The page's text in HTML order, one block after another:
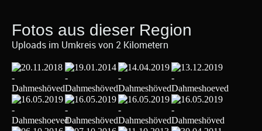
Fotos aus dieser Region
Uploads im Umkreis von 2 Kilometern